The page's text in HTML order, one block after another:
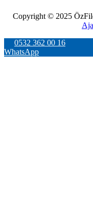
Copyright © 2025
0532 362 00 16
WhatsApp